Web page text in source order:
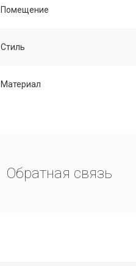
Помещение
Стиль
Материал
Обратная связь